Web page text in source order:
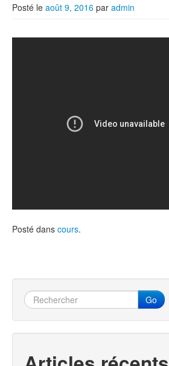
Posté le août 9, 2016 par admin
Posté dans cours.
Go